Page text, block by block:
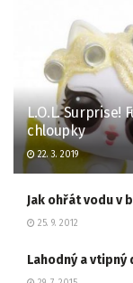
L.O.L. Surprise!
chloupky
22. 3. 2019
Jak ohřát vodu v
25. 9. 2012
Lahodný a